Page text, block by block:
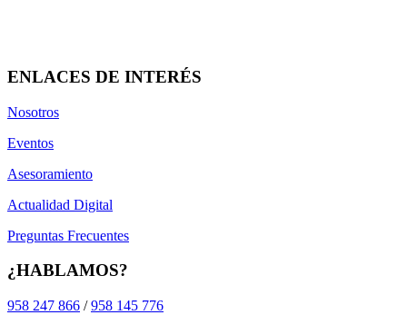
ENLACES DE INTERÉS
Nosotros
Eventos
Asesoramiento
Actualidad Digital
Preguntas Frecuentes
¿HABLAMOS?
958 247 866 /958 145 776